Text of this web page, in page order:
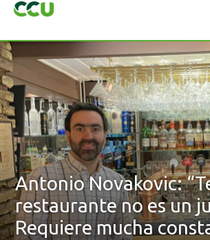
Antonio Novakovic:
restaurante no es un
Requiere mucha